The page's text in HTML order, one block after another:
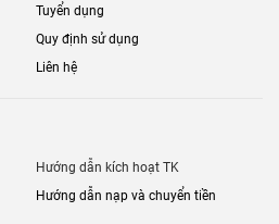
Tuyển dụng
Quy định sử dụng
Liên hệ
Hướng dẫn kích hoạt TK
Hướng dẫn nạp và chuyển tiền